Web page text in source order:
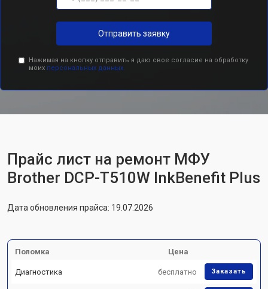
Отправить заявку
Нажимая на кнопку отправить я даю свое согласие на обработку
моих персональных данных.
Прайс лист на ремонт МФУ
Brother DCP-T510W InkBenefit Plus
Дата обновления прайса: 19.07.2026
Поломка Цена
Диагностика бесплатно Заказать